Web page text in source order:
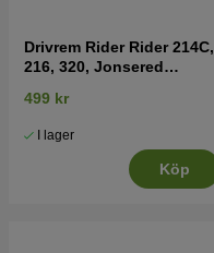
Drivrem Rider Rider 214C,
216, 320, Jonsered
499 kr
I lager
Köp